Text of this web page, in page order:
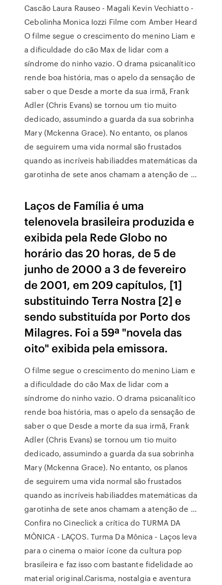
Cascão Laura Rauseo - Magali Kevin Vechiatto -
Cebolinha Monica Iozzi Filme com Amber Heard
O filme segue o crescimento do menino Liam e
a dificuldade do cão Max de lidar com a
síndrome do ninho vazio. O drama psicanalítico
rende boa história, mas o apelo da sensação de
saber o que Desde a morte da sua irmã, Frank
Adler (Chris Evans) se tornou um tio muito
dedicado, assumindo a guarda da sua sobrinha
Mary (Mckenna Grace). No entanto, os planos
de seguirem uma vida normal são frustados
quando as incríveis habiliaddes matemáticas da
garotinha de sete anos chamam a atenção de …
Laços de Família é uma
telenovela brasileira produzida e
exibida pela Rede Globo no
horário das 20 horas, de 5 de
junho de 2000 a 3 de fevereiro
de 2001, em 209 capítulos, [1]
substituindo Terra Nostra [2] e
sendo substituída por Porto dos
Milagres. Foi a 59ª "novela das
oito" exibida pela emissora.
O filme segue o crescimento do menino Liam e
a dificuldade do cão Max de lidar com a
síndrome do ninho vazio. O drama psicanalítico
rende boa história, mas o apelo da sensação de
saber o que Desde a morte da sua irmã, Frank
Adler (Chris Evans) se tornou um tio muito
dedicado, assumindo a guarda da sua sobrinha
Mary (Mckenna Grace). No entanto, os planos
de seguirem uma vida normal são frustados
quando as incríveis habiliaddes matemáticas da
garotinha de sete anos chamam a atenção de …
Confira no Cineclick a crítica do TURMA DA
MÔNICA - LAÇOS. Turma Da Mônica - Laços leva
para o cinema o maior ícone da cultura pop
brasileira e faz isso com bastante fidelidade ao
material original.Carisma, nostalgia e aventura